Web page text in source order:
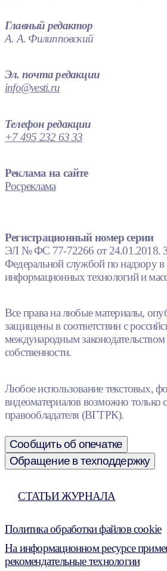
Главный редактор
А. А. Филипповский
Эл. почта редакции
info@vesti.ru
Телефон редакции
+7 495 232 63 33
Реклама на сайте
Росреклама
Регистрационный номер серии
ЭЛ № ФС 77-72266 от 24.01.2018.
Федеральной службой по надзору в
информационных технологий и
Все права на любые материалы,
защищены в соответствии с
международным законодательством
собственности.
Любое использование текстовых,
видеоматериалов возможно только
правообладателя (ВГТРК).
Сообщить об опечатке
Обращение в техподдержку
СТАТЬИ ЖУРНАЛА
Политика обработки файлов cookie
На информационном ресурсе
рекомендательные технологии